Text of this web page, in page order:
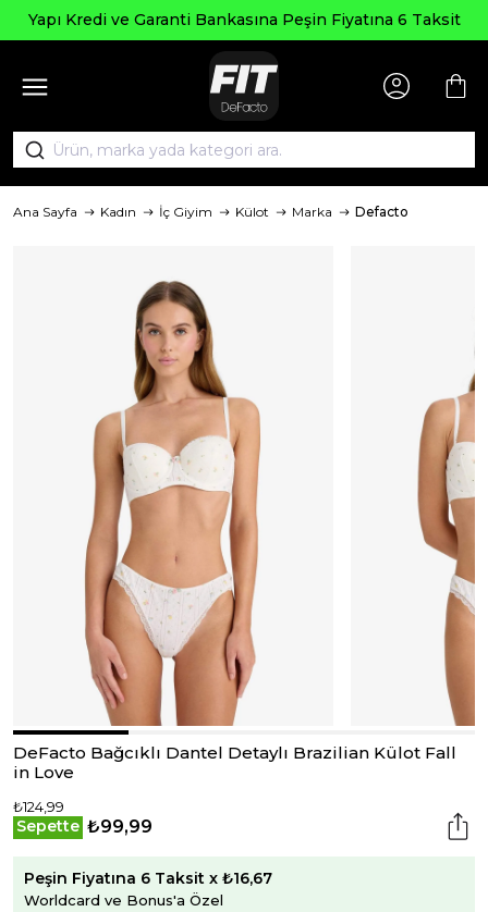
Yapı Kredi ve Garanti Bankasına Peşin Fiyatına 6 Taksit
Ana Sayfa Kadın İç Giyim Külot Marka Defacto
DeFacto Bağcıklı Dantel Detaylı Brazilian Külot Fall
in Love
₺124,99
Sepette ₺99,99
Peşin Fiyatına 6 Taksit x ₺16,67
Worldcard ve Bonus'a Özel